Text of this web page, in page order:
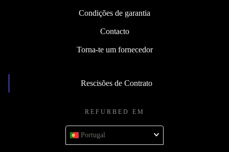
Condições de garantia
Contacto
Torna-te um fornecedor
Rescisões de Contrato
REFURBED EM
Portugal